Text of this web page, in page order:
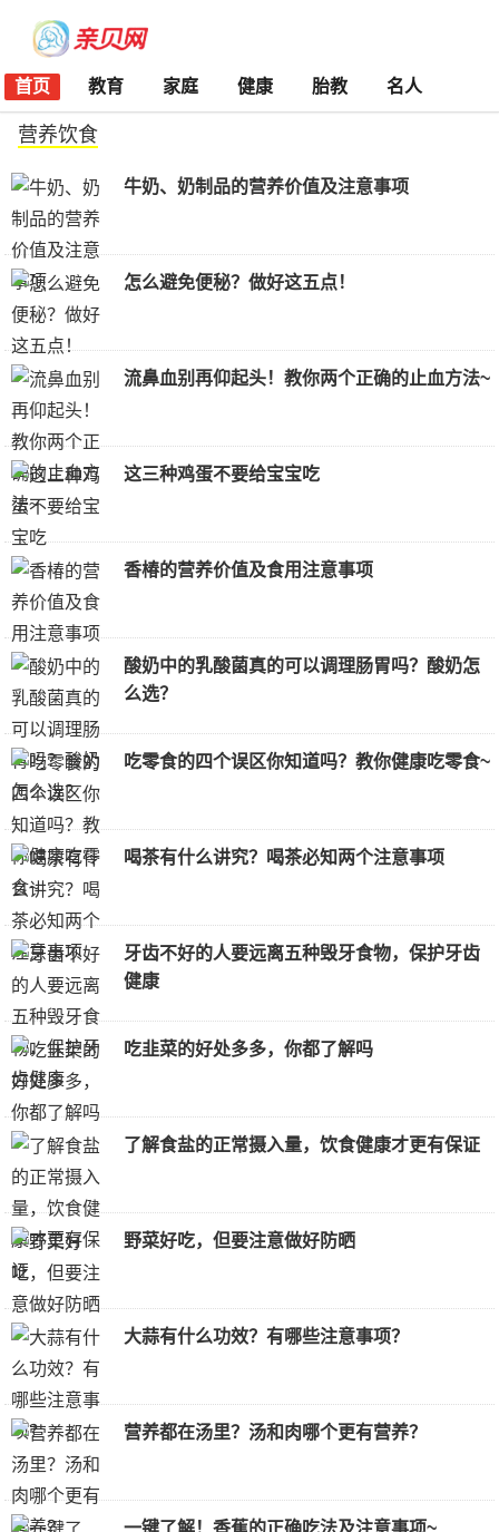
首页 教育 家庭 健康 胎教 名人
营养饮食
牛奶、奶制品的营养价值及注意事项
怎么避免便秘？做好这五点！
流鼻血别再仰起头！教你两个正确的止血方法~
这三种鸡蛋不要给宝宝吃
香椿的营养价值及食用注意事项
酸奶中的乳酸菌真的可以调理肠胃吗？酸奶怎
么选？
吃零食的四个误区你知道吗？教你健康吃零食~
喝茶有什么讲究？喝茶必知两个注意事项
牙齿不好的人要远离五种毁牙食物，保护牙齿
健康
吃韭菜的好处多多，你都了解吗
了解食盐的正常摄入量，饮食健康才更有保证
野菜好吃，但要注意做好防晒
大蒜有什么功效？有哪些注意事项？
营养都在汤里？汤和肉哪个更有营养？
一键了解！香蕉的正确吃法及注意事项~